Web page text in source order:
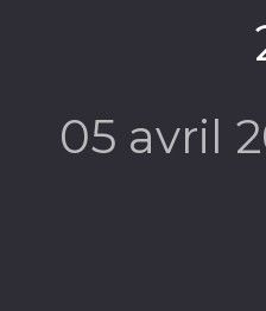
05 avril